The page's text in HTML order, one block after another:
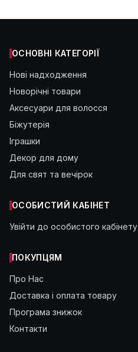
ОСНОВНІ КАТЕГОРІЇ
Нові надходження
Новорічні товари
Аксесуари для волосся
Біжутерія
Іграшки
Декор для дому
Для свят та вечірок
ОСОБИСТИЙ КАБІНЕТ
Увійти до особистого кабінету
ПОКУПЦЯМ
Про Нас
Доставка і оплата товару
Програма знижок
Контакти